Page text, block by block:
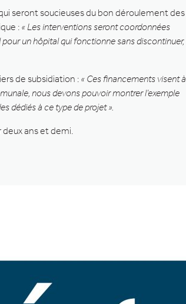
seront soucieuses du bon déroulement des
: « Les interventions seront coordonnées
pour un hôpital qui fonctionne sans discontinuer,
de subsidiation : « Ces financements visent à
nous devons pouvoir montrer l’exemple
dédiés à ce type de projet ».
deux ans et demi.